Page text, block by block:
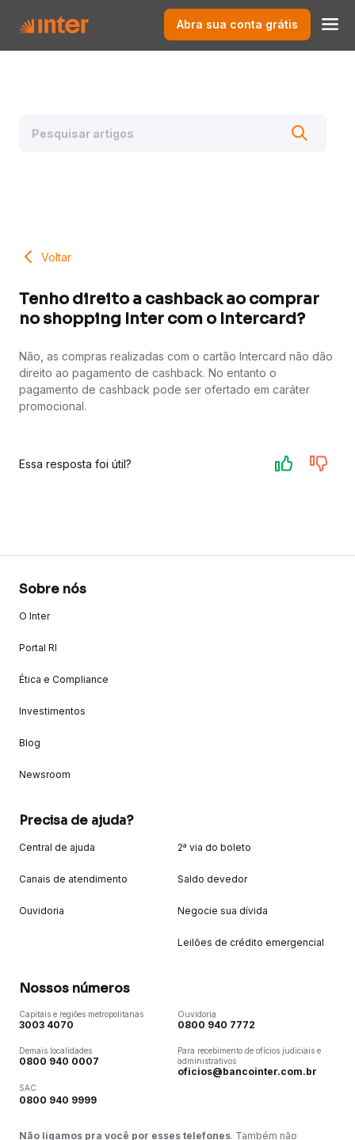
Abra sua conta grátis
Voltar
Tenho direito a cashback ao comprar
no shopping Inter com o Intercard?
Não, as compras realizadas com o cartão Intercard não dão
direito ao pagamento de cashback. No entanto o
pagamento de cashback pode ser ofertado em caráter
promocional.
Essa resposta foi útil?
Sobre nós
O Inter
Portal RI
Ética e Compliance
Investimentos
Blog
Newsroom
Precisa de ajuda?
Central de ajuda
Canais de atendimento
Ouvidoria
2ª via do boleto
Saldo devedor
Negocie sua dívida
Leilões de crédito emergencial
Nossos números
Capitais e regiões metropolitanas
3003 4070
Demais localidades
0800 940 0007
SAC
0800 940 9999
Ouvidoria
0800 940 7772
Para recebimento de ofícios judiciais e
administrativos
oficios@bancointer.com.br
Não ligamos pra você por esses telefones. Também não